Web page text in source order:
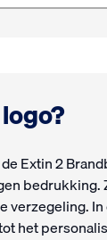
Extin 2
verzegeling.
het